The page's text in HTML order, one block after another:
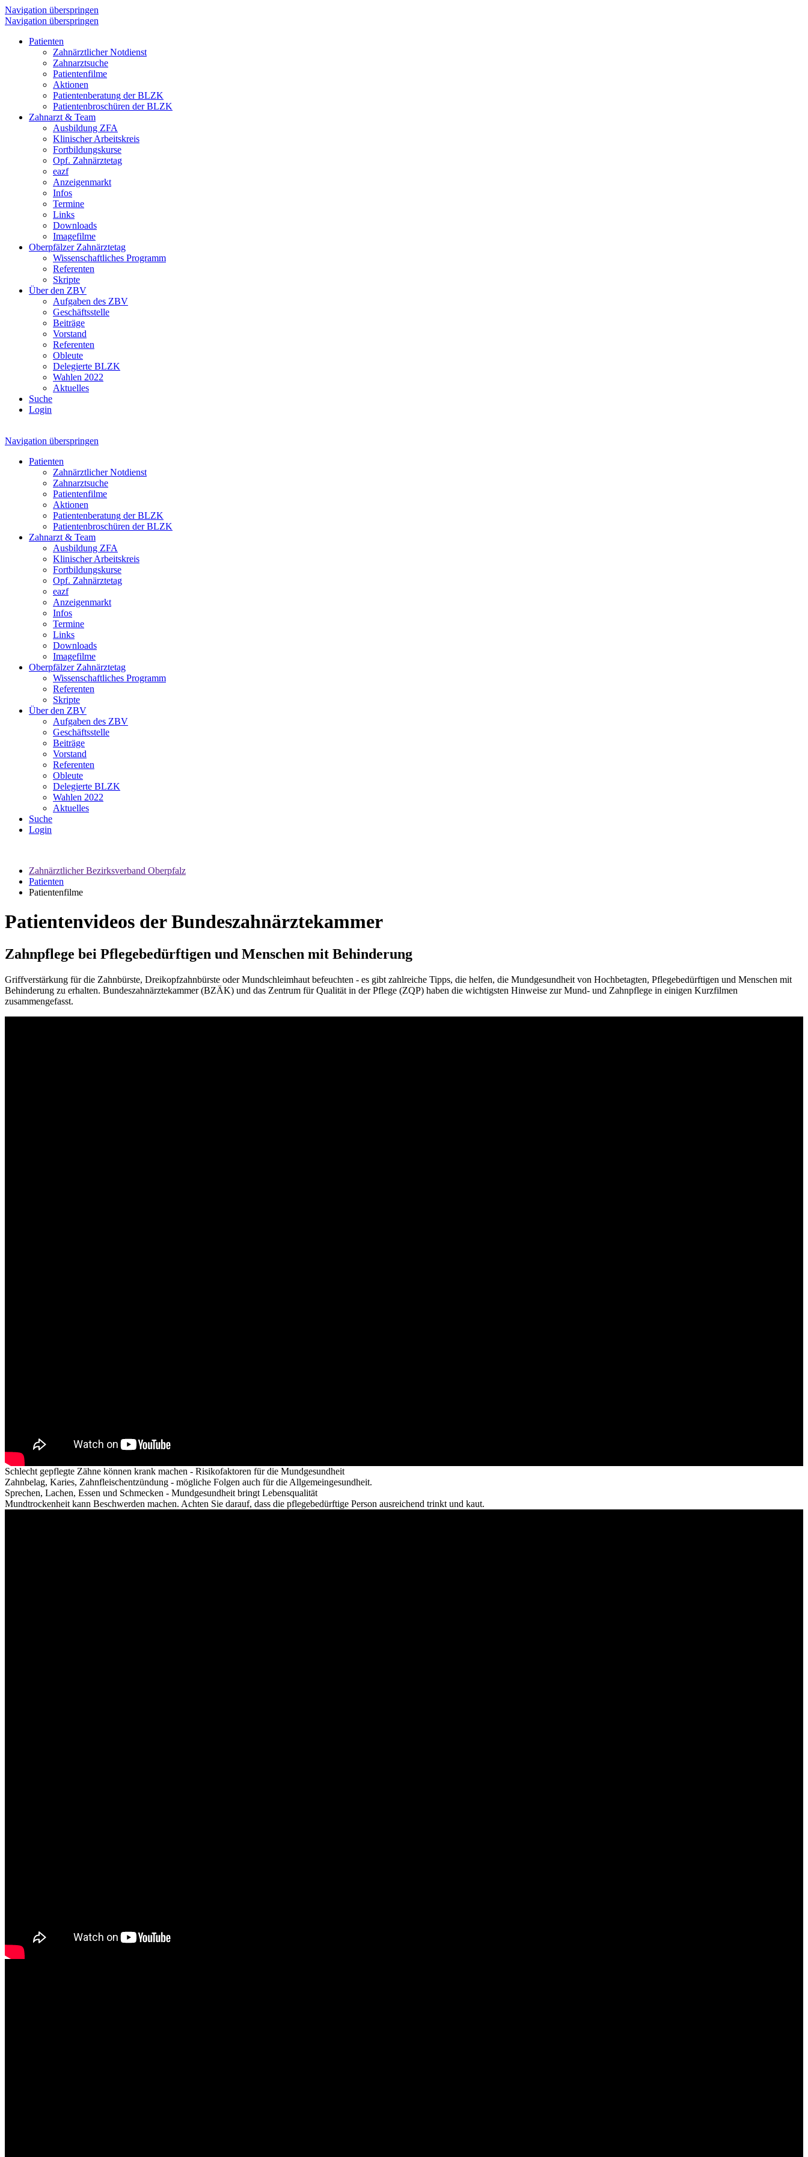
Navigation überspringen
Navigation überspringen
Patienten
Zahnärztlicher Notdienst
Zahnarztsuche
Patientenfilme
Aktionen
Patientenberatung der BLZK
Patientenbroschüren der BLZK
Zahnarzt & Team
Ausbildung ZFA
Klinischer Arbeitskreis
Fortbildungskurse
Opf. Zahnärztetag
eazf
Anzeigenmarkt
Infos
Termine
Links
Downloads
Imagefilme
Oberpfälzer Zahnärztetag
Wissenschaftliches Programm
Referenten
Skripte
Über den ZBV
Aufgaben des ZBV
Geschäftsstelle
Beiträge
Vorstand
Referenten
Obleute
Delegierte BLZK
Wahlen 2022
Aktuelles
Suche
Login
Navigation überspringen
Patienten
Zahnärztlicher Notdienst
Zahnarztsuche
Patientenfilme
Aktionen
Patientenberatung der BLZK
Patientenbroschüren der BLZK
Zahnarzt & Team
Ausbildung ZFA
Klinischer Arbeitskreis
Fortbildungskurse
Opf. Zahnärztetag
eazf
Anzeigenmarkt
Infos
Termine
Links
Downloads
Imagefilme
Oberpfälzer Zahnärztetag
Wissenschaftliches Programm
Referenten
Skripte
Über den ZBV
Aufgaben des ZBV
Geschäftsstelle
Beiträge
Vorstand
Referenten
Obleute
Delegierte BLZK
Wahlen 2022
Aktuelles
Suche
Login
Zahnärztlicher Bezirksverband Oberpfalz
Patienten
Patientenfilme
Patientenvideos der Bundeszahnärztekammer
Zahnpflege bei Pflegebedürftigen und Menschen mit Behinderung
Griffverstärkung für die Zahnbürste, Dreikopfzahnbürste oder Mundschleimhaut befeuchten - es gibt zahlreiche Tipps, die helfen, die Mundgesundheit von Hochbetagten, Pflegebedürftigen und Menschen mit
Behinderung zu erhalten. Bundeszahnärztekammer (BZÄK) und das Zentrum für Qualität in der Pflege (ZQP) haben die wichtigsten Hinweise zur Mund- und Zahnpflege in einigen Kurzfilmen
zusammengefasst.
Schlecht gepflegte Zähne können krank machen - Risikofaktoren für die Mundgesundheit
Zahnbelag, Karies, Zahnfleischentzündung - mögliche Folgen auch für die Allgemeingesundheit.
Sprechen, Lachen, Essen und Schmecken - Mundgesundheit bringt Lebensqualität
Mundtrockenheit kann Beschwerden machen. Achten Sie darauf, dass die pflegebedürftige Person ausreichend trinkt und kaut.